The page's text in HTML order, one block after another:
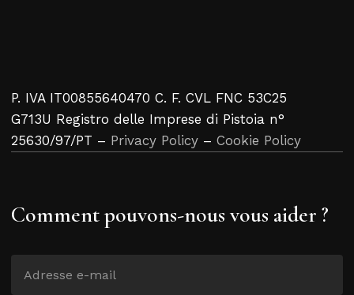
P. IVA IT00855640470 C. F. CVL FNC 53C25
G713U Registro delle Imprese di Pistoia n°
25630/97/PT – Privacy Policy – Cookie Policy
Comment pouvons-nous vous aider ?